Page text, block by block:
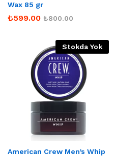
Wax 85 gr
₺599.00 ₺800.00
Stokda Yok
American Crew Men’s Whip